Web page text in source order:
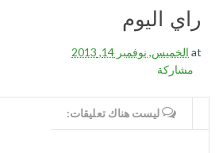
راي اليوم
at الخميس, نوفمبر 14, 2013
مشاركة
ليست هناك تعليقات:
WRITE COMMENTS